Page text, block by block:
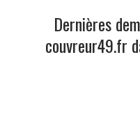
Dernières
couvreur49.fr